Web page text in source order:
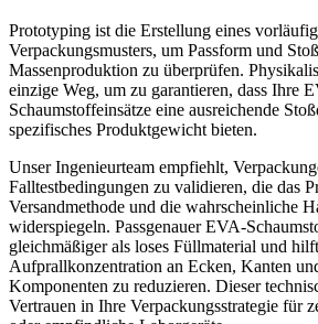
Prototyping ist die Erstellung eines
Verpackungsmusters, um Passform und
Massenproduktion zu überprüfen.
einzige Weg, um zu garantieren, dass Ihre
Schaumstoffeinsätze eine ausreichende
spezifisches Produktgewicht bieten.
Unser Ingenieurteam empfiehlt,
Falltestbedingungen zu validieren, die das
Versandmethode und die wahrscheinliche
widerspiegeln. Passgenauer EVA-
gleichmäßiger als loses Füllmaterial und
Aufprallkonzentration an Ecken, Kanten
Komponenten zu reduzieren. Dieser
Vertrauen in Ihre Verpackungsstrategie für